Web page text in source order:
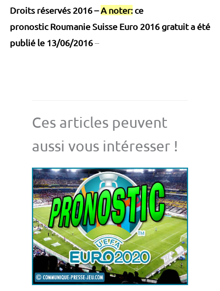
Droits réservés 2016 –A noter: ce
pronostic Roumanie Suisse Euro 2016 gratuit a été
publié le 13/06/2016–
Ces articles peuvent
aussi vous intéresser !